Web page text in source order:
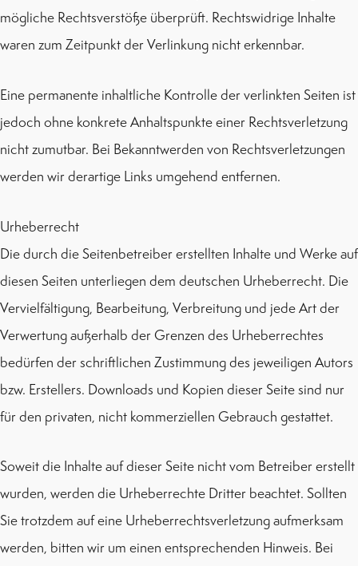
mögliche Rechtsverstöße überprüft. Rechtswidrige Inhalte
waren zum Zeitpunkt der Verlinkung nicht erkennbar.
Eine permanente inhaltliche Kontrolle der verlinkten Seiten ist
jedoch ohne konkrete Anhaltspunkte einer Rechtsverletzung
nicht zumutbar. Bei Bekanntwerden von Rechtsverletzungen
werden wir derartige Links umgehend entfernen.
Urheberrecht
Die durch die Seitenbetreiber erstellten Inhalte und Werke auf
diesen Seiten unterliegen dem deutschen Urheberrecht. Die
Vervielfältigung, Bearbeitung, Verbreitung und jede Art der
Verwertung außerhalb der Grenzen des Urheberrechtes
bedürfen der schriftlichen Zustimmung des jeweiligen Autors
bzw. Erstellers. Downloads und Kopien dieser Seite sind nur
für den privaten, nicht kommerziellen Gebrauch gestattet.
Soweit die Inhalte auf dieser Seite nicht vom Betreiber erstellt
wurden, werden die Urheberrechte Dritter beachtet. Sollten
Sie trotzdem auf eine Urheberrechtsverletzung aufmerksam
werden, bitten wir um einen entsprechenden Hinweis. Bei